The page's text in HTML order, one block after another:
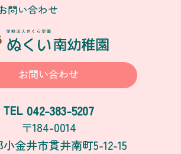
問い合わせ
お問い合わせ
TEL 042-383-5207
〒184-0014
金井市貫井南町5-12-15